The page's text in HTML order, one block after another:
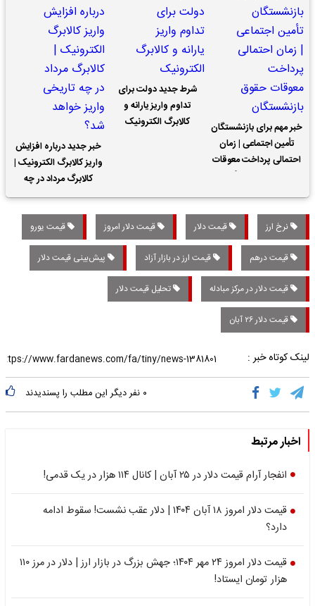
خبر مهم برای بازنشستگان
تأمین اجتماعی | زمان
احتمالی پرداخت معوقات
شرط جدید دولت برای
تداوم واریز یارانه و
کالابرگ الکترونیک
خبر جدید درباره افزایش
واریز کالابرگ الکترونیک |
کالابرگ مرداد در چه
تاریخی واریز خواهد شد؟
نرخ ارز قیمت دلار قیمت دلار امروز قیمت یورو
قیمت درهم قیمت ارز در بازار آزاد پیش‌بینی قیمت دلار
قیمت دلار در مرکز مبادله تحلیل قیمت دلار
قیمت دلار ۲۶ آبان
لینک کوتاه خبر :
۰ نفر دیگر این مطلب را پسندیدند
اخبار مرتبط
انفجار آرام قیمت دلار در ۲۵ آبان | کانال ۱۱۴ هزار در یک قدمی!
قیمت دلار امروز ۱۸ آبان ۱۴۰۴ | دلار عقب نشست! سقوط ادامه
دارد؟
قیمت دلار امروز ۲۴ مهر ۱۴۰۴؛ جهش بزرگ در بازار ارز | دلار در مرز ۱۱۰
هزار تومان ایستاد!